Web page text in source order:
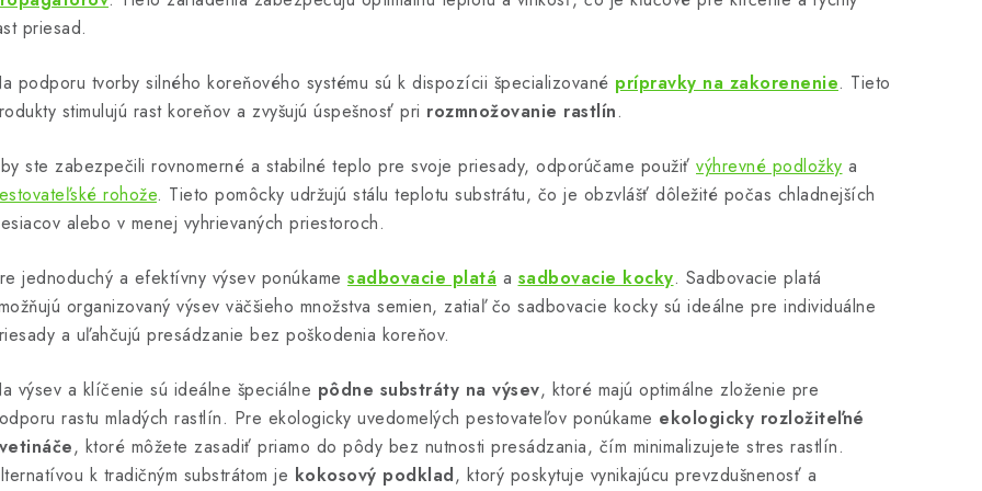
priesad.
podporu tvorby silného koreňového systému sú k dispozícii špecializované prípravky na zakorenenie. Tieto
stimulujú rast koreňov a zvyšujú úspešnosť pri rozmnožovanie rastlín.
ste zabezpečili rovnomerné a stabilné teplo pre svoje priesady, odporúčame použiť výhrevné podložky a
rohože. Tieto pomôcky udržujú stálu teplotu substrátu, čo je obzvlášť dôležité počas chladnejších
alebo v menej vyhrievaných priestoroch.
jednoduchý a efektívny výsev ponúkame sadbovacie platá a sadbovacie kocky. Sadbovacie platá
organizovaný výsev väčšieho množstva semien, zatiaľ čo sadbovacie kocky sú ideálne pre individuálne
a uľahčujú presádzanie bez poškodenia koreňov.
výsev a klíčenie sú ideálne špeciálne pôdne substráty na výsev, ktoré majú optimálne zloženie pre
rastu mladých rastlín. Pre ekologicky uvedomelých pestovateľov ponúkame ekologicky rozložiteľné
, ktoré môžete zasadiť priamo do pôdy bez nutnosti presádzania, čím minimalizujete stres rastlín.
k tradičným substrátom je kokosový podklad, ktorý poskytuje vynikajúcu prevzdušnenosť a